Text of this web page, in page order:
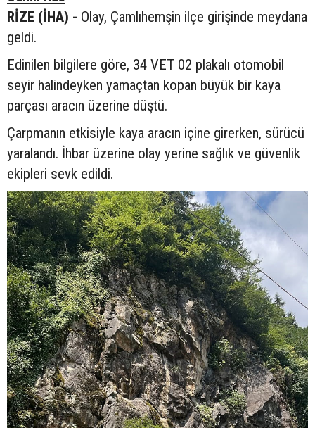
RİZE (İHA) - Olay, Çamlıhemşin ilçe girişinde meydana
geldi.
Edinilen bilgilere göre, 34 VET 02 plakalı otomobil
seyir halindeyken yamaçtan kopan büyük bir kaya
parçası aracın üzerine düştü.
Çarpmanın etkisiyle kaya aracın içine girerken, sürücü
yaralandı. İhbar üzerine olay yerine sağlık ve güvenlik
ekipleri sevk edildi.